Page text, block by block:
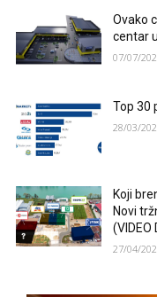
Ovako
centar
07/07/
Top 30
28/03/
Koji
Novi
(VIDEO
27/04/